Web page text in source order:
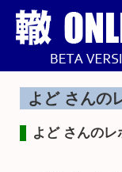
よど さんの
よど さんのレ